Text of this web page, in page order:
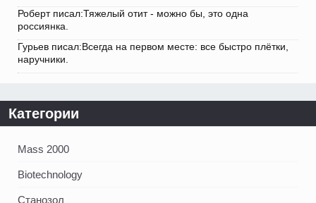
Роберт писал:Тяжелый отит - можно бы, это одна
россиянка.
Гурьев писал:Всегда на первом месте: все быстро плётки,
наручники.
Категории
Mass 2000
Biotechnology
Станозол